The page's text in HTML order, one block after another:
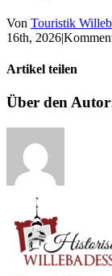
Von Touristik
16th, 2026|
Artikel teilen
Facebook
X
Reddit
LinkedIn
WhatsApp
Pinterest
Vk
E-
Über den